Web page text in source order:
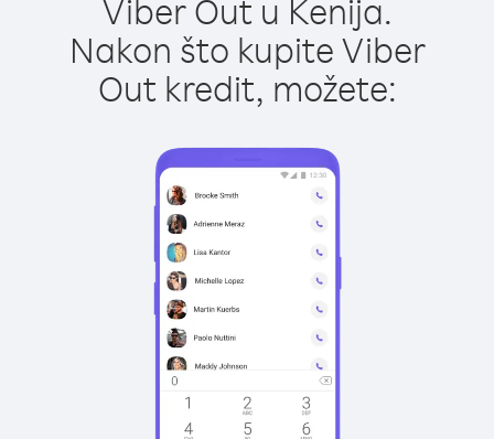
Viber Out u Kenija.
Nakon što kupite Viber
Out kredit, možete: